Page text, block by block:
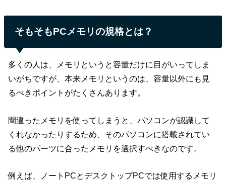
そもそもPCメモリの規格とは？
多くの人は、メモリというと容量だけに目がいってしま
いがちですが、本来メモリというのは、容量以外にも見
るべきポイントがたくさんあります。
間違ったメモリを使ってしまうと、パソコンが認識して
くれなかったりするため、そのパソコンに搭載されてい
る他のパーツに合ったメモリを選択すべきなのです。
例えば、ノートPCとデスクトップPCでは使用するメモリ